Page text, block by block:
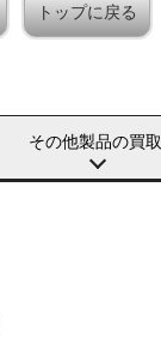
トップに戻る
その他製品の買取